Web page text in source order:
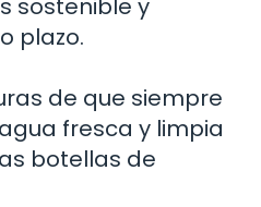
sostenible y
plazo.
de que siempre
fresca y limpia
botellas de